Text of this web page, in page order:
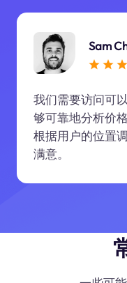
Sam
我们需要访问可
够可靠地分析价
根据用户的位置
满意。